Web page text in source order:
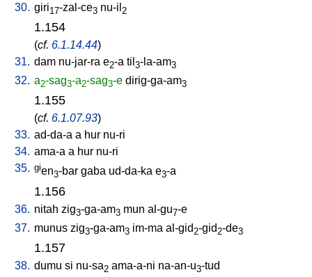
30. giri17-zal-ce3 nu-il 2
1.154
(cf. 6.1.14.44)
31. dam nu-jar-ra e2-a til 3-la-am3
32. a2-sag3-a2-sag3-e dirig-ga-am3
1.155
(cf. 6.1.07.93)
33. ad-da-a a hur nu-ri
34. ama-a a hur nu-ri
35. gien3-bar gaba ud-da-ka e3-a
1.156
36. nitah zig3-ga-am3 mun al-gu7-e
37. munus zig3-ga-am3 im-ma al-gid 2-gid 2-de3
1.157
38. dumu si nu-sa2 ama-a-ni na-an-u3-tud